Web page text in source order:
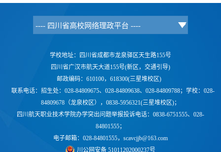
学校地址：四川省成都市龙泉驿区天生路155号
四川省广汉市航天大道155号(新区，交通引导)
邮政编码：610100，618300(三星堆校区)
联系电话： 招生处：028-84809675、028-84809638、028-84809788；学校： 028-
84809678（龙泉校区），0838-5956321(三星堆校区)；
四川航天职业技术学院办学突出问题举报投诉电话：0838-6751555、028-
84801555；
电子邮箱：028-84801555，scavcjjb@163.com
川公网安备 51011202000237号